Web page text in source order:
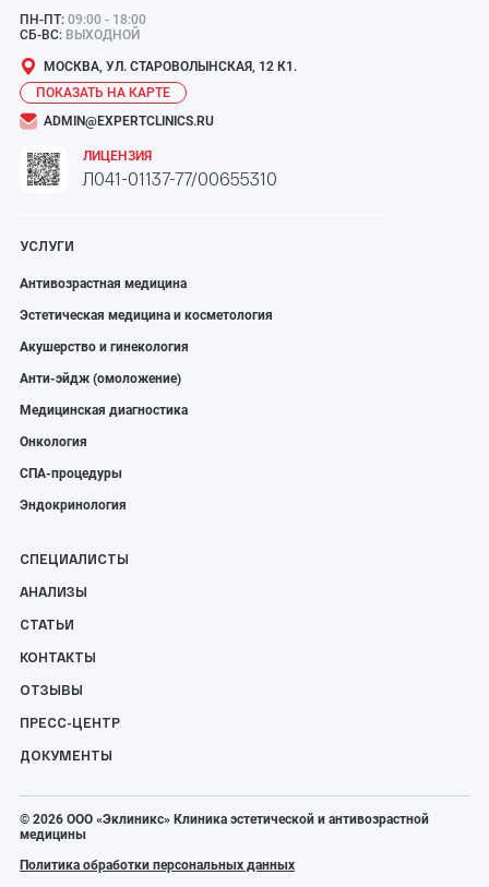
ПН-ПТ: 09:00 - 18:00
СБ-ВС: ВЫХОДНОЙ
МОСКВА, УЛ. СТАРОВОЛЫНСКАЯ, 12 К1.
ПОКАЗАТЬ НА КАРТЕ
ADMIN@EXPERTCLINICS.RU
ЛИЦЕНЗИЯ
Л041-01137-77/00655310
УСЛУГИ
Антивозрастная медицина
Эстетическая медицина и косметология
Акушерство и гинекология
Анти-эйдж (омоложение)
Медицинская диагностика
Онкология
СПА-процедуры
Эндокринология
СПЕЦИАЛИСТЫ
АНАЛИЗЫ
СТАТЬИ
КОНТАКТЫ
ОТЗЫВЫ
ПРЕСС-ЦЕНТР
ДОКУМЕНТЫ
© 2026 ООО «Эклиникс» Клиника эстетической и антивозрастной
медицины
Политика обработки персональных данных